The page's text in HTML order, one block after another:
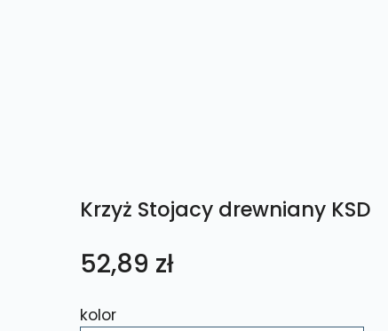
Krzyż Stojacy drewniany KSD
52,89 zł
kolor